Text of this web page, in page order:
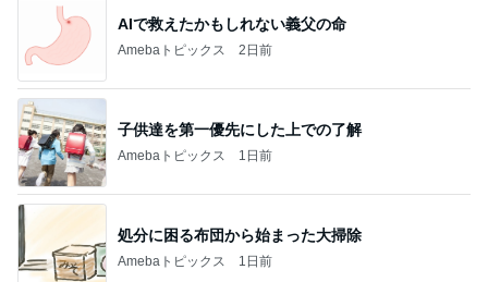
AIで救えたかもしれない義父の命
Amebaトピックス 2日前
子供達を第一優先にした上での了解
Amebaトピックス 1日前
処分に困る布団から始まった大掃除
Amebaトピックス 1日前